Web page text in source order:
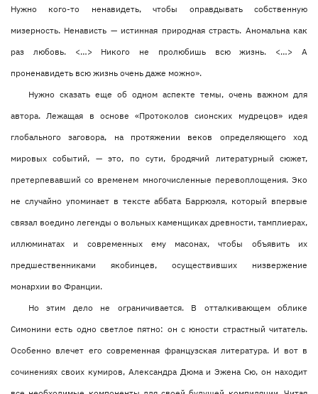
Нужно кого-то ненавидеть, чтобы оправдывать собственную
мизерность. Ненависть — истинная природная страсть. Аномальна как
раз любовь. <…> Никого не пролюбишь всю жизнь. <…> А
проненавидеть всю жизнь очень даже можно».
Нужно сказать еще об одном аспекте темы, очень важном для
автора. Лежащая в основе «Протоколов сионских мудрецов» идея
глобального заговора, на протяжении веков определяющего ход
мировых событий, — это, по сути, бродячий литературный сюжет,
претерпевавший со временем многочисленные перевоплощения. Эко
не случайно упоминает в тексте аббата Баррюэля, который впервые
связал воедино легенды о вольных каменщиках древности, тамплиерах,
иллюминатах и современных ему масонах, чтобы объявить их
предшественниками якобинцев, осуществивших низвержение
монархии во Франции.
Но этим дело не ограничивается. В отталкивающем облике
Симонини есть одно светлое пятно: он с юности страстный читатель.
Особенно влечет его современная французская литература. И вот в
сочинениях своих кумиров, Александра Дюма и Эжена Сю, он находит